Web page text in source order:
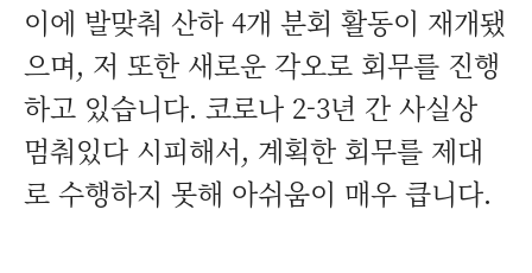
이에 발맞춰 산하 4개 분회 활동이 재개됐
으며, 저 또한 새로운 각오로 회무를 진행
하고 있습니다. 코로나 2-3년 간 사실상
멈춰있다 시피해서, 계획한 회무를 제대
로 수행하지 못해 아쉬움이 매우 큽니다.